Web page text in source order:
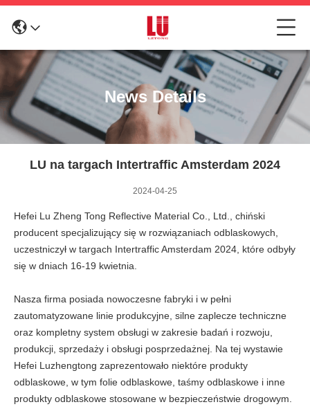
News Details
LU na targach Intertraffic Amsterdam 2024
2024-04-25
Hefei Lu Zheng Tong Reflective Material Co., Ltd., chiński
producent specjalizujący się w rozwiązaniach odblaskowych,
uczestniczył w targach Intertraffic Amsterdam 2024, które odbyły
się w dniach 16-19 kwietnia.
Nasza firma posiada nowoczesne fabryki i w pełni
zautomatyzowane linie produkcyjne, silne zaplecze techniczne
oraz kompletny system obsługi w zakresie badań i rozwoju,
produkcji, sprzedaży i obsługi posprzedażnej. Na tej wystawie
Hefei Luzhengtong zaprezentowało niektóre produkty
odblaskowe, w tym folie odblaskowe, taśmy odblaskowe i inne
produkty odblaskowe stosowane w bezpieczeństwie drogowym.